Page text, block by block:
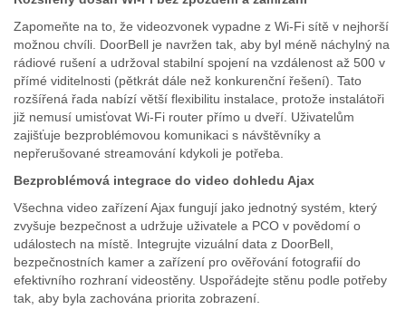
Zapomeňte na to, že videozvonek vypadne z Wi-Fi sítě v nejhorší
možnou chvíli. DoorBell je navržen tak, aby byl méně náchylný na
rádiové rušení a udržoval stabilní spojení na vzdálenost až 500 v
přímé viditelnosti (pětkrát dále než konkurenční řešení). Tato
rozšířená řada nabízí větší flexibilitu instalace, protože instalátoři
již nemusí umisťovat Wi-Fi router přímo u dveří. Uživatelům
zajišťuje bezproblémovou komunikaci s návštěvníky a
nepřerušované streamování kdykoli je potřeba.
Bezproblémová integrace do video dohledu Ajax
Všechna video zařízení Ajax fungují jako jednotný systém, který
zvyšuje bezpečnost a udržuje uživatele a PCO v povědomí o
událostech na místě. Integrujte vizuální data z DoorBell,
bezpečnostních kamer a zařízení pro ověřování fotografií do
efektivního rozhraní videostěny. Uspořádejte stěnu podle potřeby
tak, aby byla zachována priorita zobrazení.